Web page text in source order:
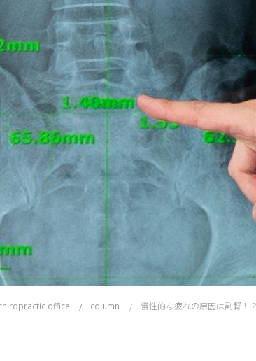
office column 慢性的な疲れの原因は副腎！